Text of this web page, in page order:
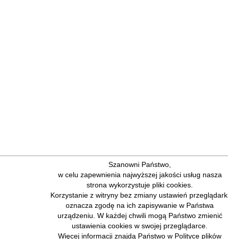
Szanowni Państwo,
w celu zapewnienia najwyższej jakości usług nasza
strona wykorzystuje pliki cookies.
Korzystanie z witryny bez zmiany ustawień
oznacza zgodę na ich zapisywanie w Państwa
urządzeniu. W każdej chwili mogą Państwo zmienić
ustawienia cookies w swojej przeglądarce.
Więcej informacji znajdą Państwo w Polityce plików